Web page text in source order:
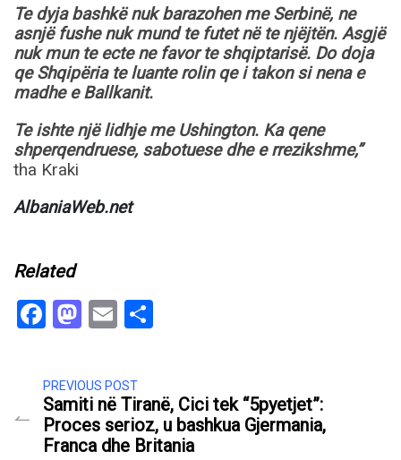
Te dyja bashkë nuk barazohen me Serbinë, ne
asnjë fushe nuk mund te futet në te njëjtën. Asgjë
nuk mun te ecte ne favor te shqiptarisë. Do doja
qe Shqipëria te luante rolin qe i takon si nena e
madhe e Ballkanit.
Te ishte një lidhje me Ushington. Ka qene
shperqendruese, sabotuese dhe e rrezikshme,”
tha Kraki
AlbaniaWeb.net
Related
Facebook
Mastodon
Email
PREVIOUS POST
Samiti në Tiranë, Cici tek “5pyetjet”:
Proces serioz, u bashkua Gjermania,
Franca dhe Britania